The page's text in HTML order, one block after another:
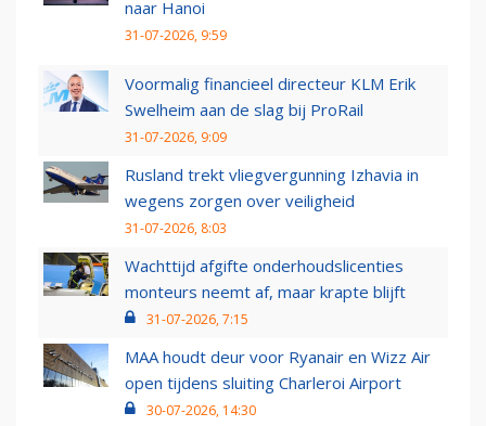
naar Hanoi
31-07-2026, 9:59
Voormalig financieel directeur KLM Erik
Swelheim aan de slag bij ProRail
31-07-2026, 9:09
Rusland trekt vliegvergunning Izhavia in
wegens zorgen over veiligheid
31-07-2026, 8:03
Wachttijd afgifte onderhoudslicenties
monteurs neemt af, maar krapte blijft
31-07-2026, 7:15
MAA houdt deur voor Ryanair en Wizz Air
open tijdens sluiting Charleroi Airport
30-07-2026, 14:30